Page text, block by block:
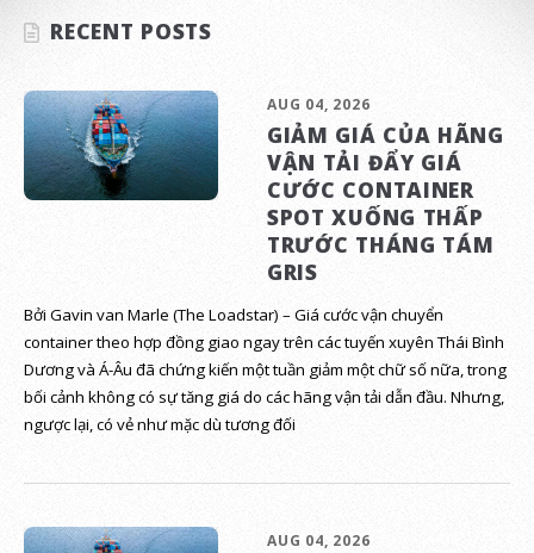
RECENT POSTS
AUG 04, 2026
GIẢM GIÁ CỦA HÃNG
VẬN TẢI ĐẨY GIÁ
CƯỚC CONTAINER
SPOT XUỐNG THẤP
TRƯỚC THÁNG TÁM
GRIS
Bởi Gavin van Marle (The Loadstar) – Giá cước vận chuyển
container theo hợp đồng giao ngay trên các tuyến xuyên Thái Bình
Dương và Á-Âu đã chứng kiến một tuần giảm một chữ số nữa, trong
bối cảnh không có sự tăng giá do các hãng vận tải dẫn đầu. Nhưng,
ngược lại, có vẻ như mặc dù tương đối
AUG 04, 2026